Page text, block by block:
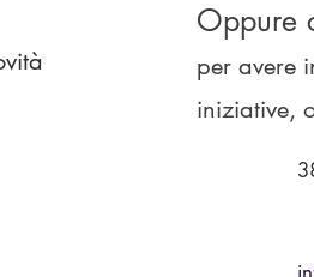
Oppure
per avere
iniziative,